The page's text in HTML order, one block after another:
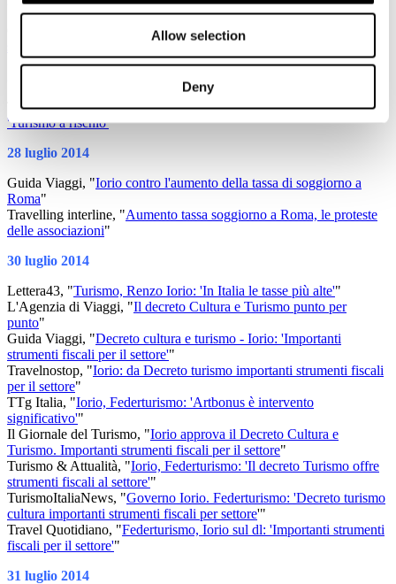
Allow selection
Deny
Roma, 'Insufficiente al turismo il 10% della tassa di
TM news, "Roma, da settembre aumenta la tassa di soggiorno.
'Turismo a rischio'"
28 luglio 2014
Guida Viaggi, "Iorio contro l'aumento della tassa di soggiorno a
Roma"
Travelling interline, "Aumento tassa soggiorno a Roma, le proteste
delle associazioni"
30 luglio 2014
Lettera43, "Turismo, Renzo Iorio: 'In Italia le tasse più alte'"
L'Agenzia di Viaggi, "Il decreto Cultura e Turismo punto per
punto"
Guida Viaggi, "Decreto cultura e turismo - Iorio: 'Importanti
strumenti fiscali per il settore'"
Travelnostop, "Iorio: da Decreto turismo importanti strumenti fiscali
per il settore"
TTg Italia, "Iorio, Federturismo: 'Artbonus è intervento
significativo'"
Il Giornale del Turismo, "Iorio approva il Decreto Cultura e
Turismo. Importanti strumenti fiscali per il settore"
Turismo & Attualità, "Iorio, Federturismo: 'Il decreto Turismo offre
strumenti fiscali al settore'"
TurismoItaliaNews, "Governo Iorio. Federturismo: 'Decreto turismo
cultura importanti strumenti fiscali per settore'"
Travel Quotidiano, "Federturismo, Iorio sul dl: 'Importanti strumenti
fiscali per il settore'"
31 luglio 2014